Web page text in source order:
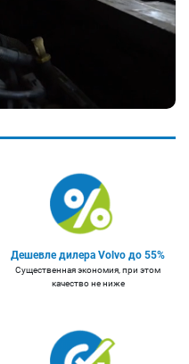
Дешевле дилера Volvo до 55%
Существенная экономия, при этом
качество не ниже